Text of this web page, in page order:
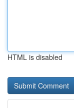
HTML is disabled